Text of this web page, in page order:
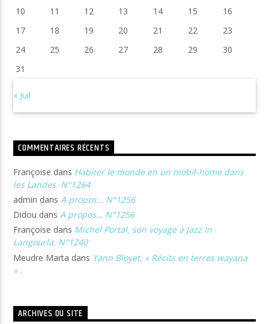
10 11 12 13 14 15
16
17
18 19 20 21 22
23
24
25 26 27 28 29
30
31
« Juil
COMMENTAIRES RÉCENTS
Françoise dans Habiter le monde en un mobil-home dans
les Landes. N°1264
admin dansA propos… N°1256
Didou dansA propos… N°1256
Françoise dans Michel Portal, son voyage à Jazz In
Langourla. N°1240
Meudre Marta dans Yann Bloyet, « Récits en terres wayana
« .
ARCHIVES DU SITE